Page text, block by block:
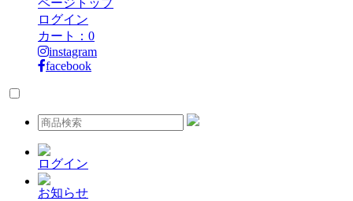
ページトップ
ログイン
カート： 0
instagram
facebook
ログイン
お知らせ